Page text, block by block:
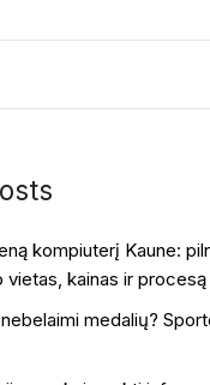
kompiuterį Kaune:
vietas, kainas ir procesą
medalių?